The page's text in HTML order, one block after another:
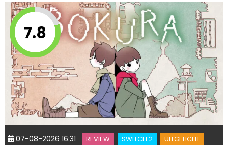
7.8
07-08-2026 16:31 REVIEW SWITCH 2 UITGELICHT